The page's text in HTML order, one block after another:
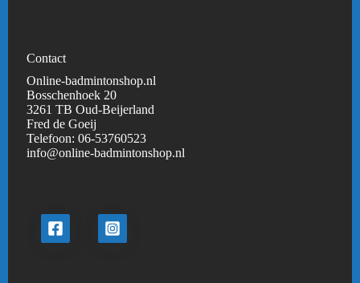
Contact
Online-badmintonshop.nl
Bosschenhoek 20
3261 TB Oud-Beijerland
Fred de Goeij
Telefoon:06-53760523
info@online-badmintonshop.nl